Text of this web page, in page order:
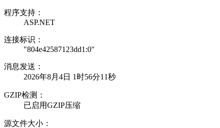
程序支持：
ASP.NET
连接标识：
"804e42587123dd1:0"
消息发送：
2026年8月4日 1时56分11秒
GZIP检测：
已启用GZIP压缩
源文件大小：